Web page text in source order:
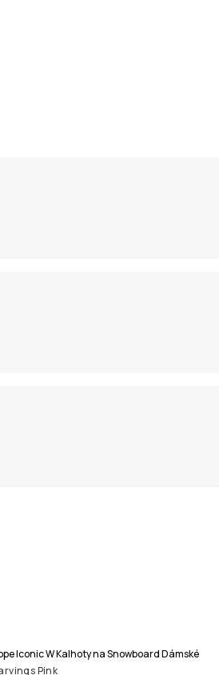
Iconic W Kalhoty na Snowboard Dámské
Pink